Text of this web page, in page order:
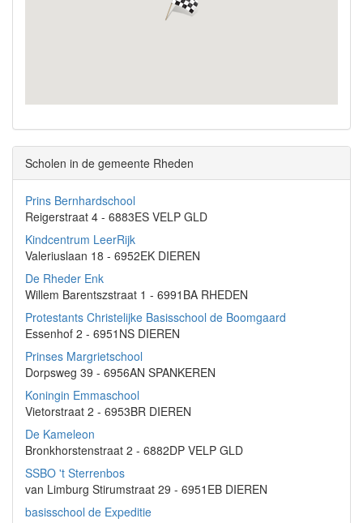
Scholen in de gemeente Rheden
Prins Bernhardschool
Reigerstraat 4 - 6883ES VELP GLD
Kindcentrum LeerRijk
Valeriuslaan 18 - 6952EK DIEREN
De Rheder Enk
Willem Barentszstraat 1 - 6991BA RHEDEN
Protestants Christelijke Basisschool de Boomgaard
Essenhof 2 - 6951NS DIEREN
Prinses Margrietschool
Dorpsweg 39 - 6956AN SPANKEREN
Koningin Emmaschool
Vietorstraat 2 - 6953BR DIEREN
De Kameleon
Bronkhorstenstraat 2 - 6882DP VELP GLD
SSBO 't Sterrenbos
van Limburg Stirumstraat 29 - 6951EB DIEREN
basisschool de Expeditie